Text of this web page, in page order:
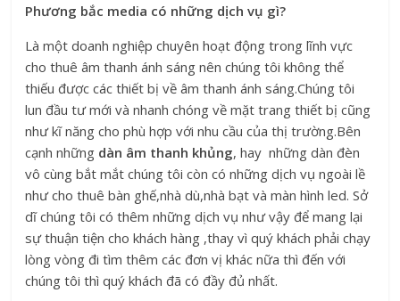
Phương bắc media có những dịch vụ gì?
Là một doanh nghiệp chuyên hoạt động trong lĩnh vực
cho thuê âm thanh ánh sáng nên chúng tôi không thể
thiếu được các thiết bị về âm thanh ánh sáng.Chúng tôi
lun đầu tư mới và nhanh chóng về mặt trang thiết bị cũng
như kĩ năng cho phù hợp với nhu cầu của thị trường.Bên
cạnh những dàn âm thanh khủng, hay những dàn đèn
vô cùng bắt mắt chúng tôi còn có những dịch vụ ngoài lề
như cho thuê bàn ghế,nhà dù,nhà bạt và màn hình led. Sở
dĩ chúng tôi có thêm những dịch vụ như vậy để mang lại
sự thuận tiện cho khách hàng ,thay vì quý khách phải chạy
lòng vòng đi tìm thêm các đơn vị khác nữa thì đến với
chúng tôi thì quý khách đã có đầy đủ nhất.